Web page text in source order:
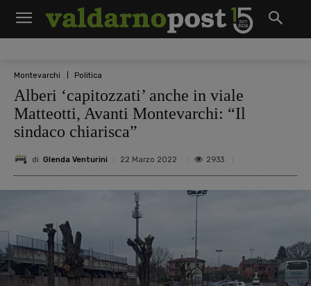
Montevarchi Politica
Alberi ‘capitozzati’ anche in viale
Matteotti, Avanti Montevarchi: “Il
sindaco chiarisca”
di Glenda Venturini 22 Marzo 2022 2933